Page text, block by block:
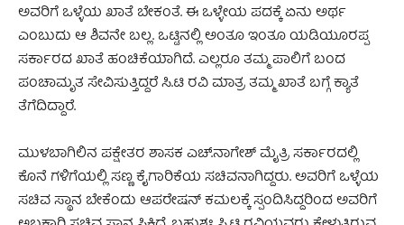
ಅವರಿಗೆ ಒಳ್ಳೆಯ ಖಾತೆ ಬೇಕಂತೆ. ಈ ಒಳ್ಳೇಯ ಪದಕ್ಕೆ ಏನು ಅರ್ಥ
ಎಂಬುದು ಆ ಶಿವನೇ ಬಲ್ಲ. ಒಟ್ಟಿನಲ್ಲಿ ಅಂತೂ ಇಂತೂ ಯಡಿಯೂರಪ್ಪ
ಸರ್ಕಾರದ ಖಾತೆ ಹಂಚಿಕೆಯಾಗಿದೆ. ಎಲ್ಲರೂ ತಮ್ಮ ಪಾಲಿಗೆ ಬಂದ
ಪಂಚಾಮೃತ ಸೇವಿಸುತ್ತಿದ್ದರೆ ಸಿ.ಟಿ ರವಿ ಮಾತ್ರ ತಮ್ಮ ಖಾತೆ ಬಗ್ಗೆ ಕ್ಯಾತೆ
ತೆಗೆದಿದ್ದಾರೆ.
ಮುಳಬಾಗಿಲಿನ ಪಕ್ಷೇತರ ಶಾಸಕ ಎಚ್.ನಾಗೇಶ್ ಮೈತ್ರಿ ಸರ್ಕಾರದಲ್ಲಿ
ಕೊನೆ ಗಳಿಗೆಯಲ್ಲಿ ಸಣ್ಣ ಕೈಗಾರಿಕೆಯ ಸಚಿವನಾಗಿದ್ದರು. ಅವರಿಗೆ ಒಳ್ಳೆಯ
ಸಚಿವ ಸ್ಥಾನ ಬೇಕೆಂದು ಆಪರೇಷನ್ ಕಮಲಕ್ಕೆ ಸ್ಪಂದಿಸಿದ್ದರಿಂದ ಅವರಿಗೆ